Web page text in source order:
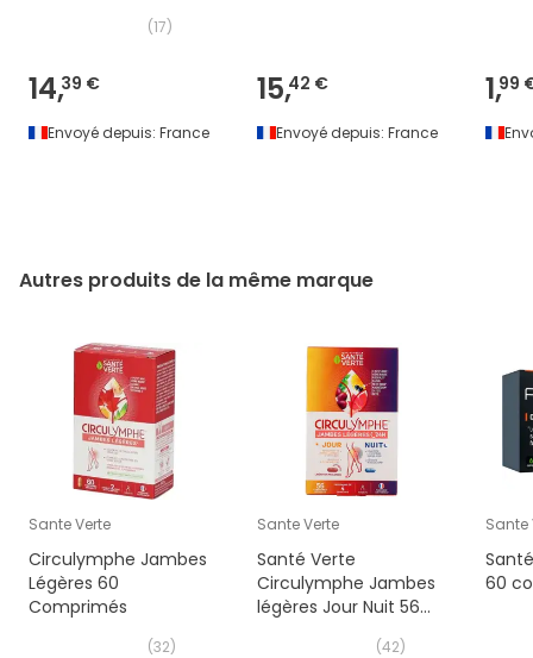
(17)
14,39 €
Envoyé depuis: France
15,42 €
Envoyé depuis: France
1,99
Autres produits de la même marque
Sante Verte
Circulymphe Jambes
Légères 60
Comprimés
(32)
Sante Verte
Santé Verte
Circulymphe Jambes
légères Jour Nuit 56
(42)
Sante
60